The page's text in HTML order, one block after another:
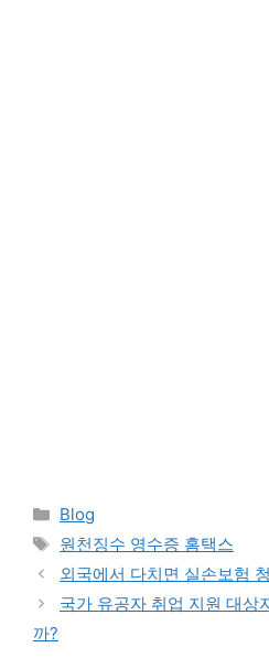
Categories
Blog
Tags
원천징수 영수증 홈택스
외국에서 다치면 실손보험
국가 유공자 취업 지원 대상
까?